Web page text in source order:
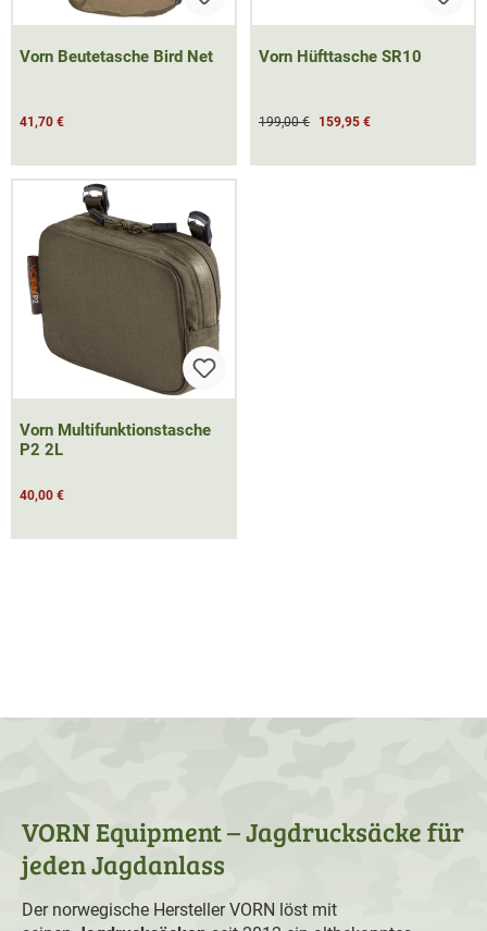
Vorn Beutetasche Bird Net
41,70 €
Vorn Hüfttasche SR10
199,00 € 159,95 €
Vorn Multifunktionstasche
P2 2L
40,00 €
VORN Equipment – Jagdrucksäcke für
jeden Jagdanlass
Der norwegische Hersteller VORN löst mit